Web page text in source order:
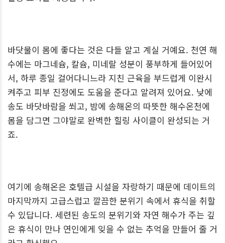
바닷물이 몸에 좋다는 것은 다들 알고 계실 거예요. 천연 해
수에는 마그네슘, 칼슘, 미네랄 성분이 풍부하게 들어있어
서, 하루 종일 걸어다니느라 지친 근육을 부드럽게 이완시
켜주고 피부 진정에도 도움을 준다고 알려져 있어요. 낮에
송도 바닷바람을 쐬고, 밤에 송해온의 따뜻한 해수온천에
몸을 담그면 그야말로 완벽한 힐링 사이클이 완성되는 거
죠.
여기에 송해온은 호텔급 시설을 자랑하기 때문에 데이트의
마지막까지 고급스럽고 깔끔한 분위기 속에서 휴식을 취할
수 있답니다. 세련된 송도의 분위기와 자연 해수가 주는 깊
은 휴식이 만나 연인에게 잊을 수 없는 추억을 만들어 줄 거